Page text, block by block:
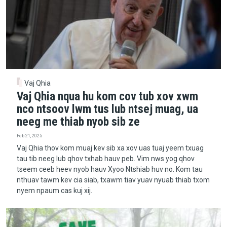
Vaj Qhia
Vaj Qhia nqua hu kom cov tub xov xwm
nco ntsoov lwm tus lub ntsej muag, ua
neeg me thiab nyob sib ze
Feb 21, 2025
Vaj Qhia thov kom muaj kev sib xa xov uas tuaj yeem txuag
tau tib neeg lub qhov txhab hauv peb. Vim nws yog qhov
tseem ceeb heev nyob hauv Xyoo Ntshiab huv no. Kom tau
nthuav tawm kev cia siab, txawm tiav yuav nyuab thiab txom
nyem npaum cas kuj xij.